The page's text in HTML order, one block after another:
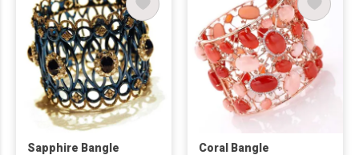
Sapphire Bangle Coral Bangle